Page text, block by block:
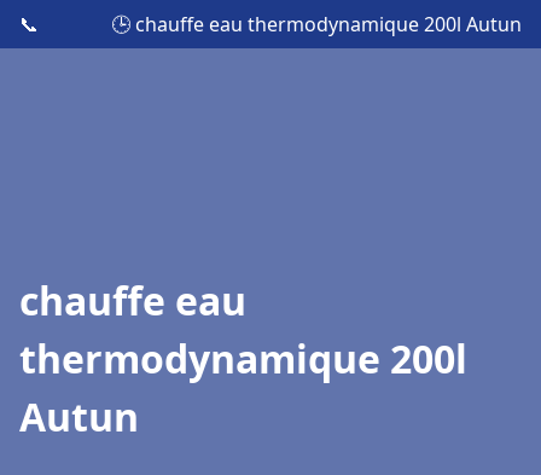
📞 🕒 chauffe eau thermodynamique 200l Autun
chauffe eau
thermodynamique 200l
Autun